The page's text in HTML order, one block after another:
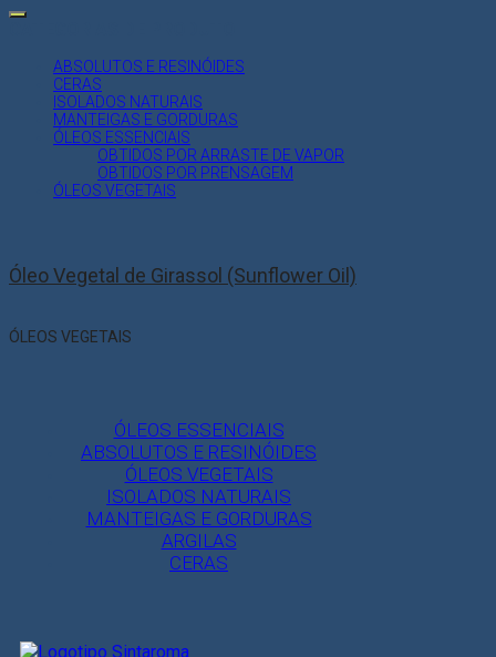
for:
ABSOLUTOS E RESINÓIDES
CERAS
ISOLADOS NATURAIS
MANTEIGAS E GORDURAS
ÓLEOS ESSENCIAIS
OBTIDOS POR ARRASTE DE VAPOR
OBTIDOS POR PRENSAGEM
ÓLEOS VEGETAIS
ÓLEOS VEGETAIS
Óleo Vegetal de Girassol (Sunflower Oil)
ÓLEOS ESSENCIAIS
ABSOLUTOS E RESINÓIDES
ÓLEOS VEGETAIS
ISOLADOS NATURAIS
MANTEIGAS E GORDURAS
ARGILAS
CERAS